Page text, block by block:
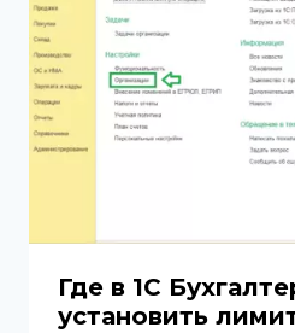
Где в 1С
установить